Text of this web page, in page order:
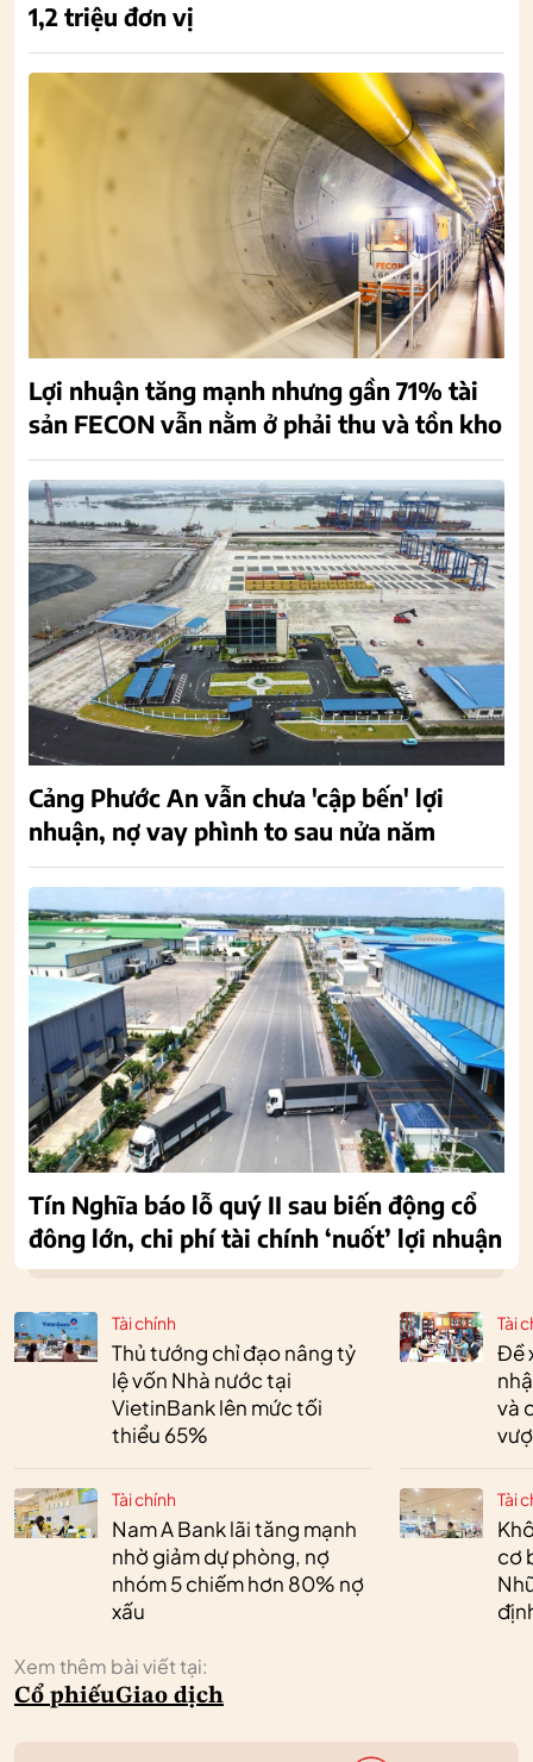
Tài chính
Thủ tướng chỉ đạo nâng tỷ
lệ vốn Nhà nước tại
VietinBank lên mức tối
thiểu 65%
Tài chính
Nam A Bank lãi tăng mạnh
nhờ giảm dự phòng, nợ
nhóm 5 chiếm hơn 80% nợ
xấu
Tài
Đề
và
Tài
cơ
Xem thêm bài viết tại:
Cổ phiếuGiao dịch
1,2 triệu đơn vị
Lợi nhuận tăng mạnh nhưng gần 71% tài
sản FECON vẫn nằm ở phải thu và tồn kho
Cảng Phước An vẫn chưa 'cập bến' lợi
nhuận, nợ vay phình to sau nửa năm
Tín Nghĩa báo lỗ quý II sau biến động cổ
đông lớn, chi phí tài chính ‘nuốt’ lợi nhuận